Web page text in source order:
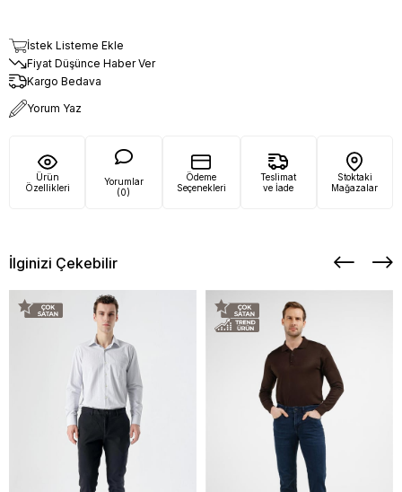
İstek Listeme Ekle
Fiyat Düşünce Haber Ver
Kargo Bedava
Yorum Yaz
Ürün
Özellikleri
Yorumlar
(0)
Ödeme
Seçenekleri
Teslimat
ve İade
Stoktaki
Mağazalar
İlginizi Çekebilir